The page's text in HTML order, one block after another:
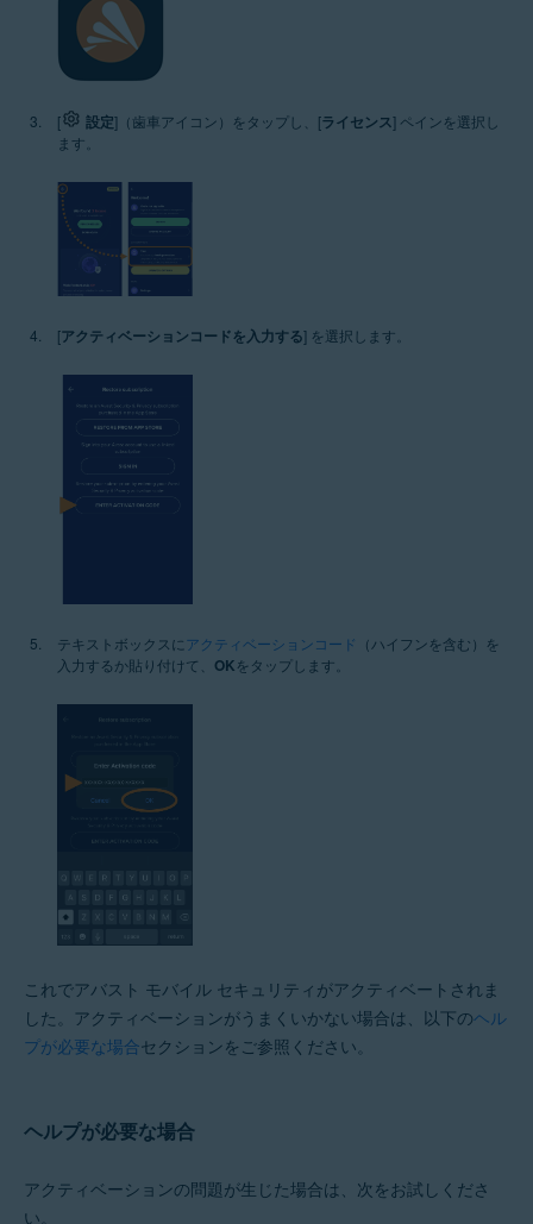
[ 設定]（歯車アイコン）をタップし、[ライセンス] ペインを選択し
ます。
[アクティベーションコードを入力する] を選択します。
テキストボックスにアクティベーションコード （ハイフンを含む）を
入力するか貼り付けて、 OKをタップします。
これでアバスト モバイル セキュリティがアクティベートされま
した。アクティベーションがうまくいかない場合は、以下のヘル
プが必要な場合セクションをご参照ください。
ヘルプが必要な場合
アクティベーションの問題が生じた場合は、次をお試しくださ
い。